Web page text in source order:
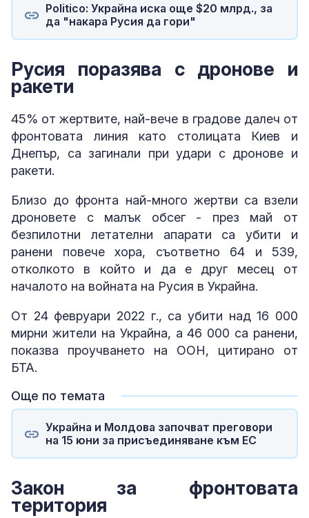
Politico: Украйна иска още $20 млрд., за
да "накара Русия да гори"
Русия поразява с дронове и
ракети
45% от жертвите, най-вече в градове далеч от
фронтовата линия като столицата Киев и
Днепър, са загинали при удари с дронове и
ракети.
Близо до фронта най-много жертви са взели
дроновете с малък обсег - през май от
безпилотни летателни апарати са убити и
ранени повече хора, съответно 64 и 539,
отколкото в който и да е друг месец от
началото на войната на Русия в Украйна.
От 24 февруари 2022 г., са убити над 16 000
мирни жители на Украйна, а 46 000 са ранени,
показва проучването на ООН, цитирано от
БТА.
Още по темата
Украйна и Молдова започват преговори
на 15 юни за присъединяване към ЕС
Закон за фронтовата
територия